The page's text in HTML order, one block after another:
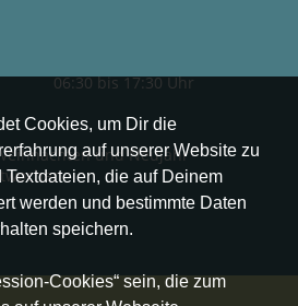
Cookies, um Dir die
auf unserer Website zu
die auf Deinem
werden und bestimmte Daten
speichern.
Cookies“ sein, die zum
06:30 bis 17:30 Uhr
und Neujahr